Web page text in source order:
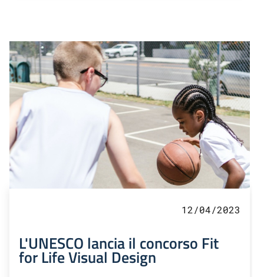
12/04/2023
L'UNESCO lancia il concorso Fit
for Life Visual Design